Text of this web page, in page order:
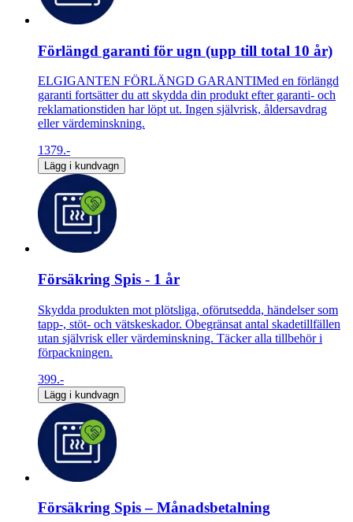
Förlängd garanti för ugn (upp till total 10 år)
ELGIGANTEN FÖRLÄNGD GARANTIMed en förlängd
garanti fortsätter du att skydda din produkt efter garanti- och
reklamationstiden har löpt ut. Ingen självrisk, åldersavdrag
eller värdeminskning.
1379.-
Lägg i kundvagn
Försäkring Spis - 1 år
Skydda produkten mot plötsliga, oförutsedda, händelser som
tapp-, stöt- och vätskeskador. Obegränsat antal skadetillfällen
utan självrisk eller värdeminskning. Täcker alla tillbehör i
förpackningen.
399.-
Lägg i kundvagn
Försäkring Spis – Månadsbetalning